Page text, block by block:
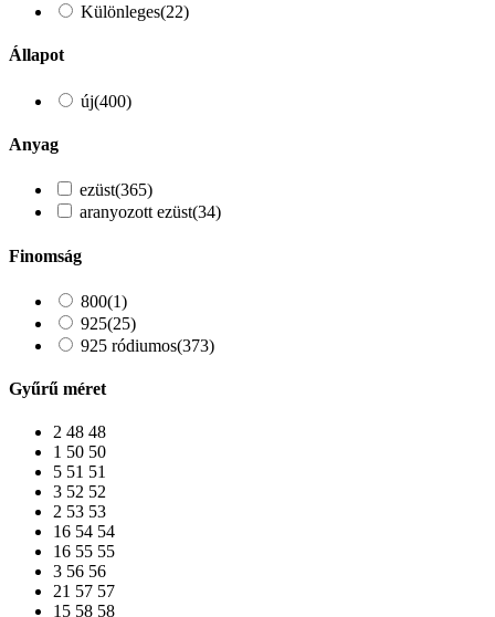
Különleges(22)
Állapot
új(400)
Anyag
ezüst(365)
aranyozott ezüst(34)
Finomság
800(1)
925(25)
925 ródiumos(373)
Gyűrű méret
2 48 48
1 50 50
5 51 51
3 52 52
2 53 53
16 54 54
16 55 55
3 56 56
21 57 57
15 58 58